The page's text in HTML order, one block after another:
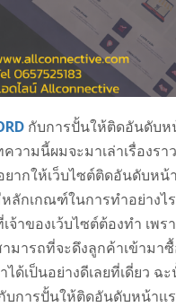
กับการปั้นให้ติดอันดับห
ความนี้ผมจะมาเล่าเรื่องรา
ากให้เว็บไซต์ติดอันดับหน้า
ลักเกณฑ์ในการทำอย่างไ
เจ้าของเว้บไซต์ต้องทำ เพ
มารถที่จะดึงลูกค้าเข้ามาซื้
ได้เป็นอย่างดีเลยที่เดี่ยว ฉ
บการปั้นให้ติดอันดับหน้าเเ